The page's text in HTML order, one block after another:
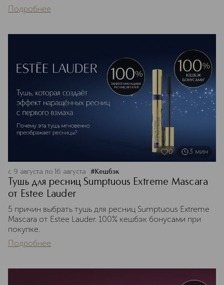
Подробнее
0 3 мин
с 9 августа по 16 августа # Кешбэк
Тушь для ресниц Sumptuous Extreme Mascara
от Estee Lauder
5 причин выбрать тушь для ресниц Sumptuous Extreme
Mascara от Estee Lauder. 100% кешбэк бонусами при
покупке.
Подробнее